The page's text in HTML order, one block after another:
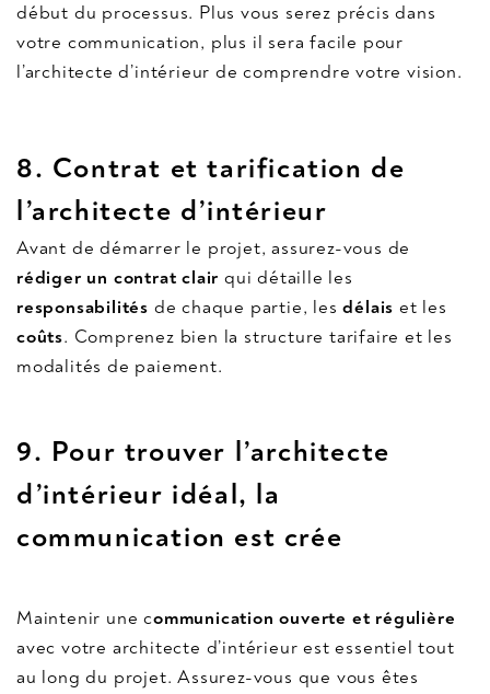
début du processus. Plus vous serez précis dans
votre communication, plus il sera facile pour
l’architecte d’intérieur de comprendre votre vision.
8. Contrat et tarification de
l’architecte d’intérieur
Avant de démarrer le projet, assurez-vous de
rédiger un contrat clair qui détaille les
responsabilités de chaque partie, lesdélais et les
coûts. Comprenez bien la structure tarifaire et les
modalités de paiement.
9. Pour trouver l’architecte
d’intérieur idéal, la
communication est crée
Maintenir une communication ouverte et régulière
avec votre architecte d’intérieur est essentiel tout
au long du projet. Assurez-vous que vous êtes